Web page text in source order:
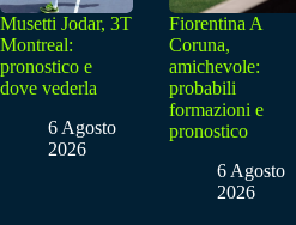
Musetti Jodar, 3T
Montreal:
pronostico e
dove vederla
6 Agosto
2026
Fiorentina A
Coruna,
amichevole:
probabili
formazioni e
pronostico
6 Agosto
2026